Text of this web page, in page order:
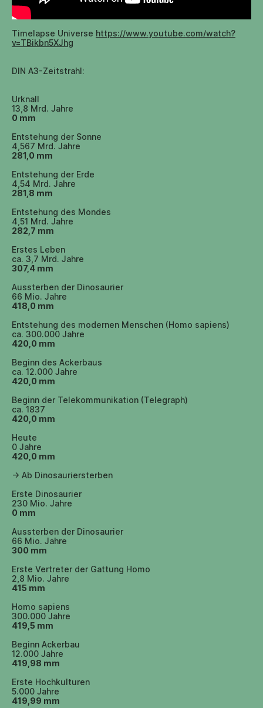
Timelapse Universe https://www.youtube.com/watch?
v=TBikbn5XJhg
DIN A3-Zeitstrahl:
Urknall
13,8 Mrd. Jahre
0 mm
Entstehung der Sonne
4,567 Mrd. Jahre
281,0 mm
Entstehung der Erde
4,54 Mrd. Jahre
281,8 mm
Entstehung des Mondes
4,51 Mrd. Jahre
282,7 mm
Erstes Leben
ca. 3,7 Mrd. Jahre
307,4 mm
Aussterben der Dinosaurier
66 Mio. Jahre
418,0 mm
Entstehung des modernen Menschen (Homo sapiens)
ca. 300.000 Jahre
420,0 mm
Beginn des Ackerbaus
ca. 12.000 Jahre
420,0 mm
Beginn der Telekommunikation (Telegraph)
ca. 1837
420,0 mm
Heute
0 Jahre
420,0 mm
-> Ab Dinosauriersterben
Erste Dinosaurier
230 Mio. Jahre
0 mm
Aussterben der Dinosaurier
66 Mio. Jahre
300 mm
Erste Vertreter der Gattung Homo
2,8 Mio. Jahre
415 mm
Homo sapiens
300.000 Jahre
419,5 mm
Beginn Ackerbau
12.000 Jahre
419,98 mm
Erste Hochkulturen
5.000 Jahre
419,99 mm